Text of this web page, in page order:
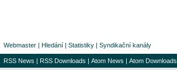
Webmaster | Hledání | Statistiky | Syndikační kanály
RSS News | RSS Downloads | Atom News | Atom Downloads